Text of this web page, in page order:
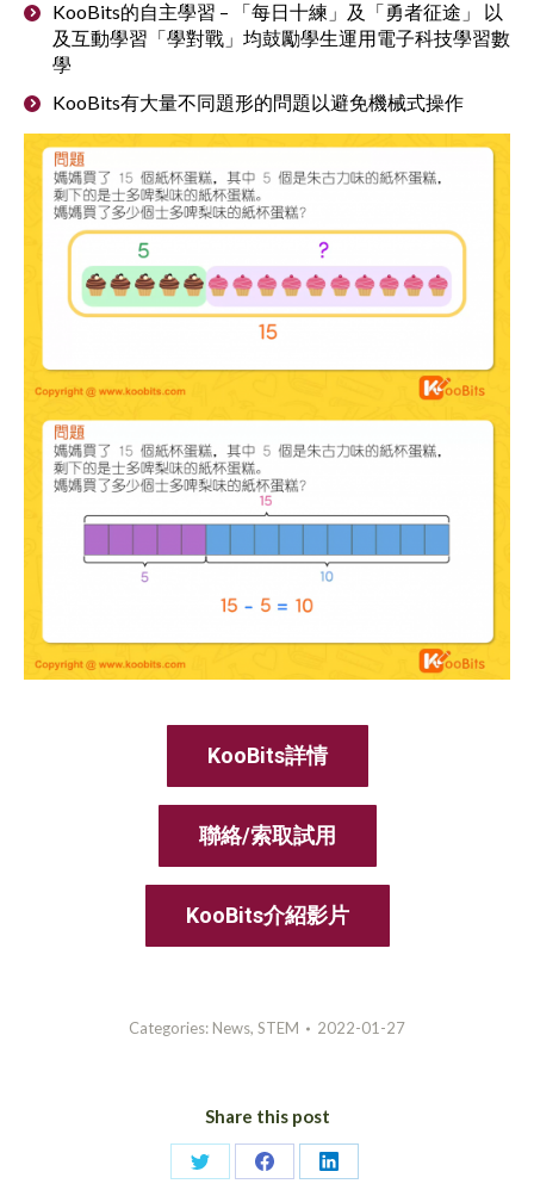
KooBits的自主學習 – 「每日十練」及「勇者征途」 以
及互動學習「學對戰」均鼓勵學生運用電子科技學習數
學
KooBits有大量不同題形的問題以避免機械式操作
KooBits詳情
聯絡/索取試用
KooBits介紹影片
Categories: News, STEM 2022-01-27
Share this post
Share
Share
Share